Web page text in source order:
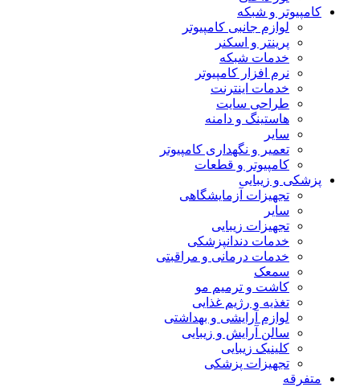
کامپیوتر و شبکه
لوازم جانبی کامپیوتر
پرینتر و اسکنر
خدمات شبکه
نرم افزار کامپیوتر
خدمات اینترنت
طراحی سایت
هاستینگ و دامنه
سایر
تعمیر و نگهداری کامپیوتر
کامپیوتر و قطعات
پزشکی و زیبایی
تجهیزات آزمایشگاهی
سایر
تجهیزات زیبایی
خدمات دندانپزشکی
خدمات درمانی و مراقبتی
سمعک
کاشت و ترمیم مو
تغذیه و رژیم غذایی
لوازم آرایشی و بهداشتی
سالن آرایش و زیبایی
کلینیک زیبایی
تجهیزات پزشکی
متفرقه